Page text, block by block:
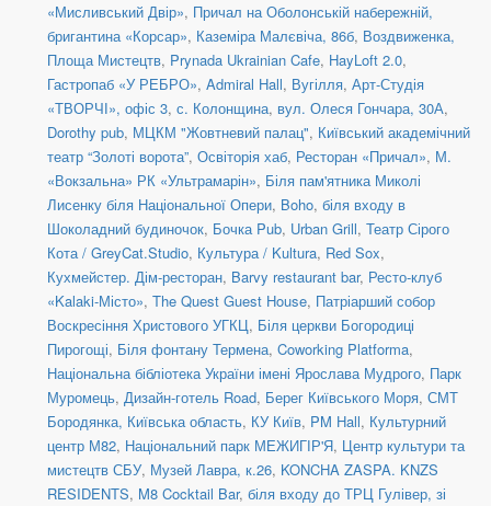
«Мисливський Двір», Причал на Оболонській набережній,
бригантина «Корсар», Каземіра Малєвіча, 86б, Воздвиженка,
Площа Мистецтв, Prynada Ukrainian Cafe, HayLoft 2.0,
Гастропаб «У РЕБРО», Admiral Hall, Вугілля, Арт-Студія
«ТВОРЧІ», офіс 3, с. Колонщина, вул. Олеся Гончара, 30А,
Dorothy pub, МЦКМ "Жовтневий палац", Київський академічний
театр “Золоті ворота”, Освіторія хаб, Ресторан «Причал», М.
«Вокзальна» РК «Ультрамарін», Біля пам'ятника Миколі
Лисенку біля Національної Опери, Boho, біля входу в
Шоколадний будиночок, Бочка Pub, Urban Grill, Театр Сірого
Кота / GreyCat.Studio, Культура / Kultura, Red Sox,
Кухмейстер. Дім-ресторан, Barvy restaurant bar, Ресто-клуб
«Kalaki-Місто», The Quest Guest House, Патріарший собор
Воскресіння Христового УГКЦ, Біля церкви Богородиці
Пирогощі, Біля фонтану Термена, Coworking Platforma,
Національна бібліотека України імені Ярослава Мудрого, Парк
Муромець, Дизайн-готель Road, Берег Київського Моря, СМТ
Бородянка, Київська область, КУ Київ, PM Hall, Культурний
центр М82, Національний парк МЕЖИГІР'Я, Центр культури та
мистецтв СБУ, Музей Лавра, к.26, KONCHA ZASPA. KNZS
RESIDENTS, M8 Cocktail Bar, біля входу до ТРЦ Гулівер, зі